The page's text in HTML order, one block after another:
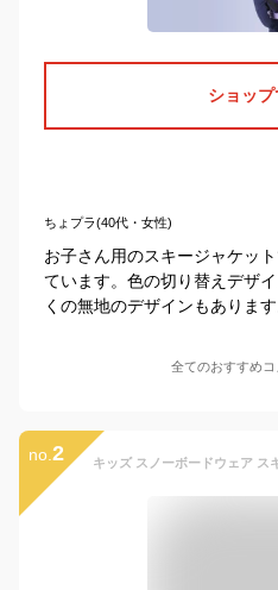
ショッ
ちょプラ(40代・女性)
お子さん用のスキージャケッ
ています。色の切り替えデザ
くの無地のデザインもあります
全てのおすすめコ
no. 2